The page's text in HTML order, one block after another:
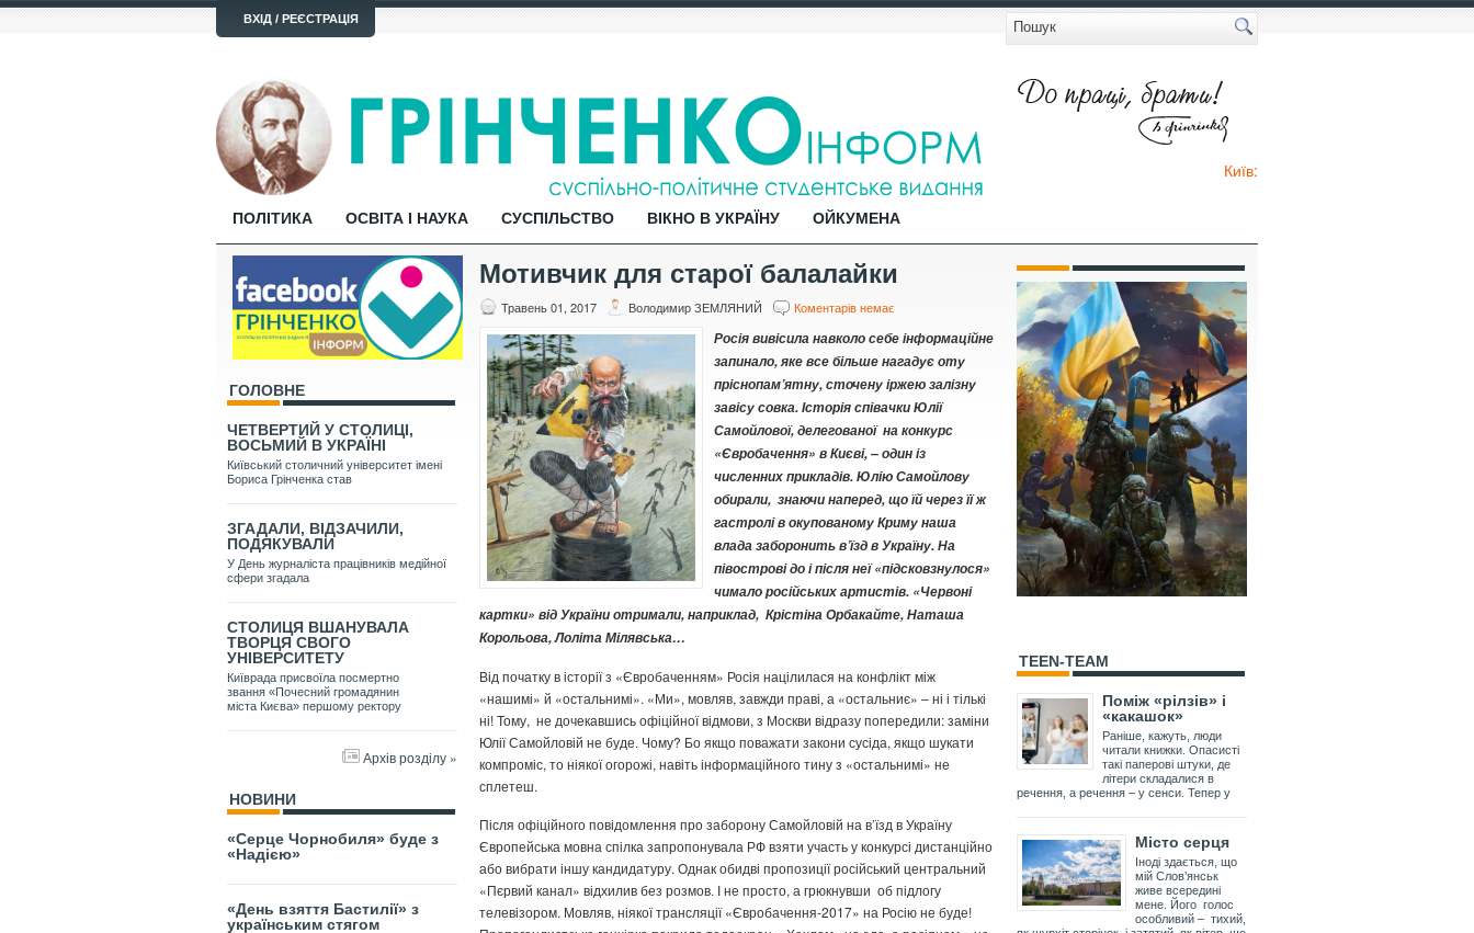
ВХІД / РЕЄСТРАЦІЯ
Київ:
ПОЛІТИКА ОСВІТА І НАУКА СУСПІЛЬСТВО ВІКНО В УКРАЇНУ ОЙКУМЕНА
ГОЛОВНЕ
ЧЕТВЕРТИЙ У СТОЛИЦІ,
ВОСЬМИЙ В УКРАЇНІ
Київський столичний університет імені
Бориса Грінченка став
ЗГАДАЛИ, ВІДЗАЧИЛИ,
ПОДЯКУВАЛИ
У День журналіста працівників медійної
сфери згадала
СТОЛИЦЯ ВШАНУВАЛА
ТВОРЦЯ СВОГО
УНІВЕРСИТЕТУ
Київрада присвоїла посмертно
звання «Почесний громадянин
міста Києва» першому ректору
Архів розділу »
НОВИНИ
«Серце Чорнобиля» буде з
«Надією»
«День взяття Бастилії» з
українським стягом
Мотивчик для старої балалайки
Травень 01, 2017 Володимир ЗЕМЛЯНИЙ Коментарів немає
Росія вивісила навколо себе інформаційне
запинало, яке все більше нагадує оту
пріснопам’ятну, сточену іржею залізну
завісу совка. Історія співачки Юлії
Самойлової, делегованої на конкурс
«Євробачення» в Києві, – один із
численних прикладів. Юлію Самойлову
обирали, знаючи наперед, що їй через її ж
гастролі в окупованому Криму наша
влада заборонить в’їзд в Україну. На
півострові до і після неї «підсковзнулося»
чимало російських артистів. «Червоні
картки» від України отримали, наприклад, Крістіна Орбакайте, Наташа
Корольова, Лоліта Мілявська…
Від початку в історії з «Євробаченням» Росія націлилася на конфлікт між
«нашимі» й «остальнимі». «Ми», мовляв, завжди праві, а «остальниє» – ні і тількі
ні! Тому, не дочекавшись офіційної відмови, з Москви відразу попередили: заміни
Юлії Самойловій не буде. Чому? Бо якщо поважати закони сусіда, якщо шукати
компроміс, то ніякої огорожі, навіть інформаційного тину з «остальнимі» не
сплетеш.
Після офіційного повідомлення про заборону Самойловій на в’їзд в Україну
Європейська мовна спілка запропонувала РФ взяти участь у конкурсі дистанційно
або вибрати іншу кандидатуру. Однак обидві пропозиції російський центральний
«Пєрвий канал» відхилив без розмов. І не просто, а грюкнувши об підлогу
телевізором. Мовляв, ніякої трансляції «Євробачення-2017» на Росію не буде!
TEEN-TEAM
Поміж «рілзів» і
«какашок»
Раніше, кажуть, люди
читали книжки. Опасисті
такі паперові штуки, де
літери складалися в
речення, а речення – у сенси. Тепер у
Місто серця
Іноді здається, що
мій Слов’янськ
живе всередині
мене. Його голос
особливий – тихий,